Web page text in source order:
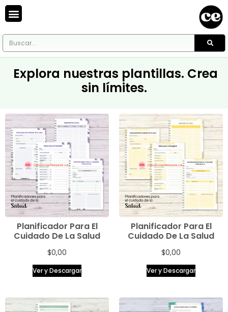
Explora nuestras plantillas. Crea
sin límites.
Planificador Para El
Cuidado De La Salud
$0,00
Ver y Descargar
Planificador Para El
Cuidado De La Salud
$0,00
Ver y Descargar